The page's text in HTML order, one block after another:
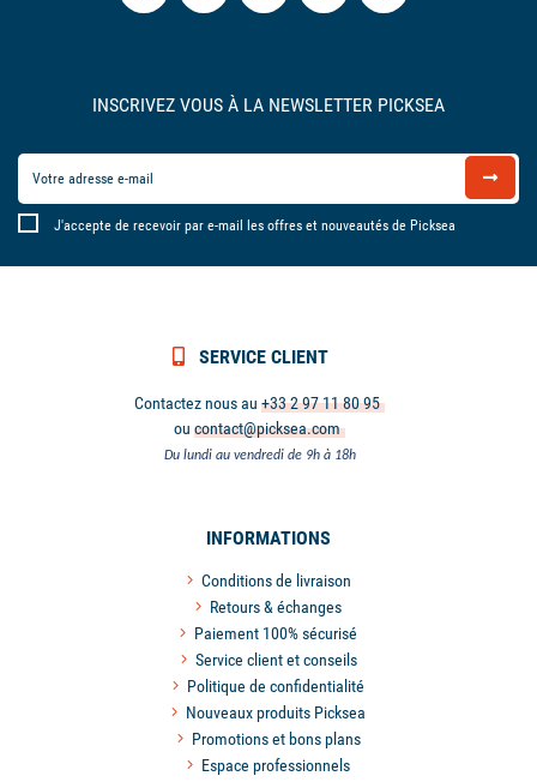
INSCRIVEZ VOUS À LA NEWSLETTER PICKSEA
J'accepte de recevoir par e-mail les offres et nouveautés de Picksea
SERVICE CLIENT
Contactez nous au +33 2 97 11 80 95
ou contact@picksea.com
Du lundi au vendredi de 9h à 18h
INFORMATIONS
Conditions de livraison
Retours & échanges
Paiement 100% sécurisé
Service client et conseils
Politique de confidentialité
Nouveaux produits Picksea
Promotions et bons plans
Espace professionnels